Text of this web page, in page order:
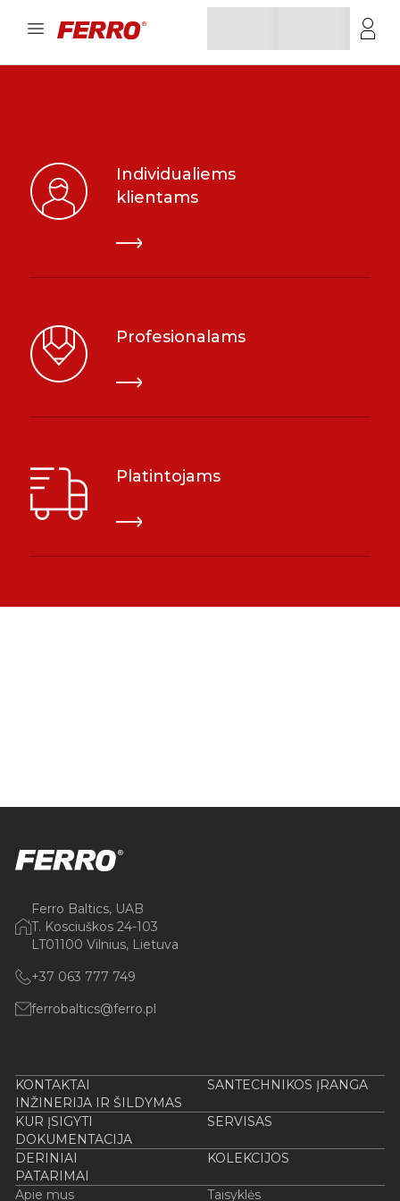
Individualiems
klientams
Profesionalams
Platintojams
Ferro Baltics, UAB
T. Kosciuškos 24-103
LT01100 Vilnius, Lietuva
+37 063 777 749
ferrobaltics@ferro.pl
KONTAKTAI
SANTECHNIKOS ĮRANGA
INŽINERIJA IR ŠILDYMAS
KUR ĮSIGYTI
SERVISAS
DOKUMENTACIJA
DERINIAI
KOLEKCIJOS
PATARIMAI
Apie mus
Taisyklės